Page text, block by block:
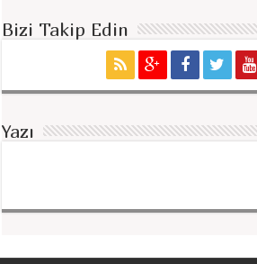
Bizi Takip Edin
Yazı